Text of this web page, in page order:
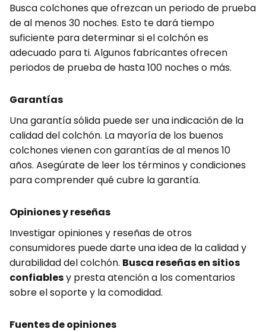
Busca colchones que ofrezcan un periodo de prueba
de al menos 30 noches. Esto te dará tiempo
suficiente para determinar si el colchón es
adecuado para ti. Algunos fabricantes ofrecen
periodos de prueba de hasta 100 noches o más.
Garantías
Una garantía sólida puede ser una indicación de la
calidad del colchón. La mayoría de los buenos
colchones vienen con garantías de al menos 10
años. Asegúrate de leer los términos y condiciones
para comprender qué cubre la garantía.
Opiniones y reseñas
Investigar opiniones y reseñas de otros
consumidores puede darte una idea de la calidad y
durabilidad del colchón. Busca reseñas en sitios
confiablesy presta atención a los comentarios
sobre el soporte y la comodidad.
Fuentes de opiniones